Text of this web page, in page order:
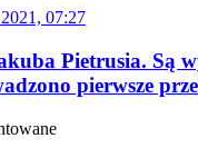
07:27
Pietrusia. Są
pierwsze